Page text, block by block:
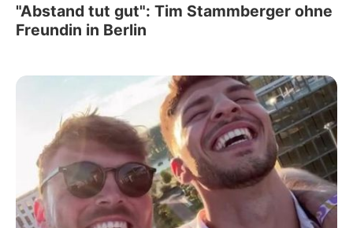
"Abstand tut gut": Tim Stammberger ohne
Freundin in Berlin